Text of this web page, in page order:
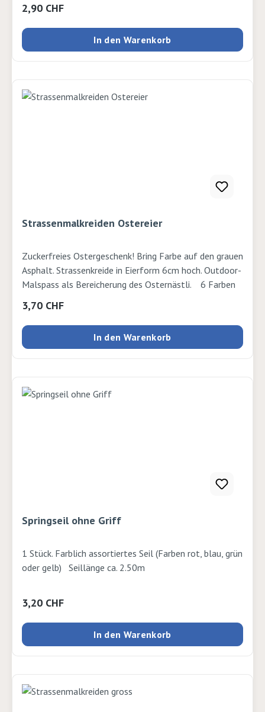
Umhängebändel farblich assortiert. Stück, 4,5 x 4cm
Regulärer Preis:
2,90 CHF
In den Warenkorb
Strassenmalkreiden Ostereier
Zuckerfreies Ostergeschenk! Bring Farbe auf den grauen
Asphalt. Strassenkreide in Eierform 6cm hoch. Outdoor-
Malspass als Bereicherung des Osternästli. 6 Farben
Regulärer Preis:
3,70 CHF
In den Warenkorb
Springseil ohne Griff
1 Stück. Farblich assortiertes Seil (Farben rot, blau, grün
oder gelb) Seillänge ca. 2.50m
Regulärer Preis:
3,20 CHF
In den Warenkorb